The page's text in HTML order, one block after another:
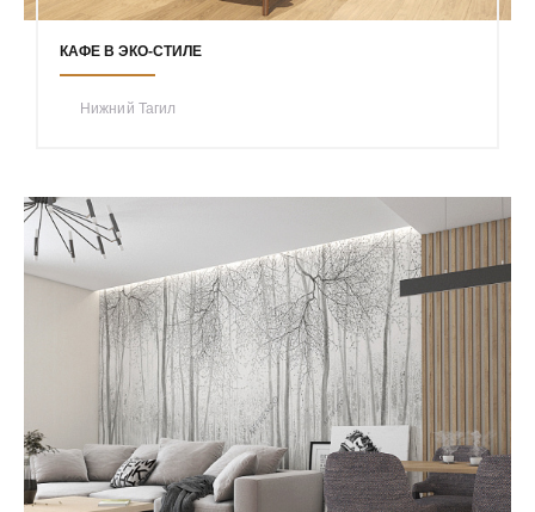
КАФЕ В ЭКО-СТИЛЕ
Нижний Тагил